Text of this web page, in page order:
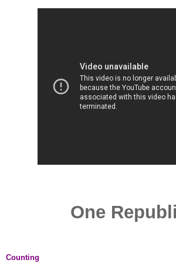
One
Counting